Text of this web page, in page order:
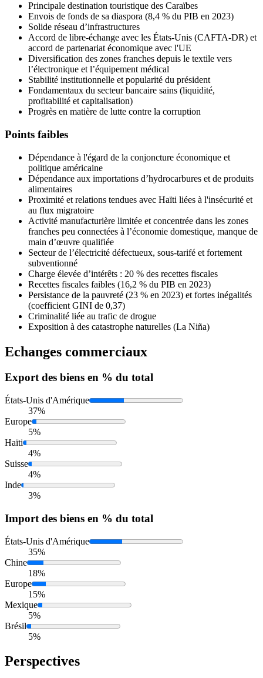
Principale destination touristique des Caraïbes
Envois de fonds de sa diaspora (8,4 % du PIB en 2023)
Solide réseau d’infrastructures
Accord de libre-échange avec les États-Unis (CAFTA-DR) et
accord de partenariat économique avec l'UE
Diversification des zones franches depuis le textile vers
l’électronique et l’équipement médical
Stabilité institutionnelle et popularité du président
Fondamentaux du secteur bancaire sains (liquidité,
profitabilité et capitalisation)
Progrès en matière de lutte contre la corruption
Points faibles
Dépendance à l'égard de la conjoncture économique et
politique américaine
Dépendance aux importations d’hydrocarbures et de produits
alimentaires
Proximité et relations tendues avec Haïti liées à l'insécurité et
au flux migratoire
Activité manufacturière limitée et concentrée dans les zones
franches peu connectées à l’économie domestique, manque de
main d’œuvre qualifiée
Secteur de l’électricité défectueux, sous-tarifé et fortement
subventionné
Charge élevée d’intérêts : 20 % des recettes fiscales
Recettes fiscales faibles (16,2 % du PIB en 2023)
Persistance de la pauvreté (23 % en 2023) et fortes inégalités
(coefficient GINI de 0,37)
Criminalité liée au trafic de drogue
Exposition à des catastrophe naturelles (La Niña)
Echanges commerciaux
Exportdes biens en % du total
États-Unis d'Amérique
37%
Europe
5%
Haïti
4%
Suisse
4%
Inde
3%
Import des biens en % du total
États-Unis d'Amérique
35%
Chine
18%
Europe
15%
Mexique
5%
Brésil
5%
Perspectives